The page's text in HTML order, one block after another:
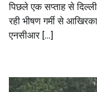
पिछले एक सप्ताह से
रही भीषण गर्मी से
एनसीआर […]